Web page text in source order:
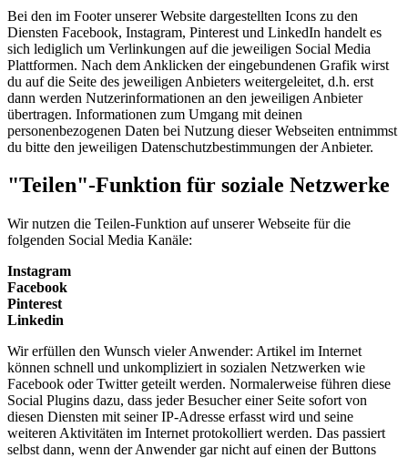
Bei den im Footer unserer Website dargestellten Icons zu den
Diensten Facebook, Instagram, Pinterest und LinkedIn handelt es
sich lediglich um Verlinkungen auf die jeweiligen Social Media
Plattformen. Nach dem Anklicken der eingebundenen Grafik wirst
du auf die Seite des jeweiligen Anbieters weitergeleitet, d.h. erst
dann werden Nutzerinformationen an den jeweiligen Anbieter
übertragen. Informationen zum Umgang mit deinen
personenbezogenen Daten bei Nutzung dieser Webseiten entnimmst
du bitte den jeweiligen Datenschutzbestimmungen der Anbieter.
"Teilen"-Funktion für soziale Netzwerke
Wir nutzen die Teilen-Funktion auf unserer Webseite für die
folgenden Social Media Kanäle:
Instagram
Facebook
Pinterest
Linkedin
Wir erfüllen den Wunsch vieler Anwender: Artikel im Internet
können schnell und unkompliziert in sozialen Netzwerken wie
Facebook oder Twitter geteilt werden. Normalerweise führen diese
Social Plugins dazu, dass jeder Besucher einer Seite sofort von
diesen Diensten mit seiner IP-Adresse erfasst wird und seine
weiteren Aktivitäten im Internet protokolliert werden. Das passiert
selbst dann, wenn der Anwender gar nicht auf einen der Buttons